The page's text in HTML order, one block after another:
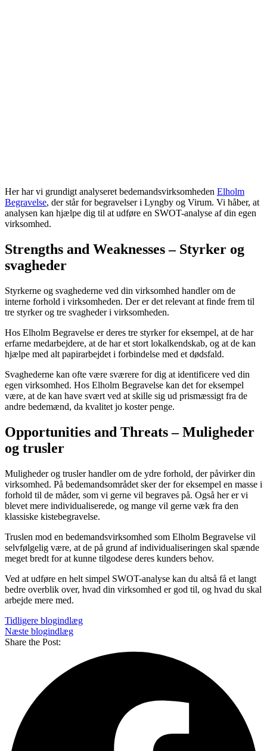
Her har vi grundigt analyseret bedemandsvirksomheden Elholm
Begravelse, der står for begravelser i Lyngby og Virum. Vi håber, at
analysen kan hjælpe dig til at udføre en SWOT-analyse af din egen
virksomhed.
Strengths and Weaknesses – Styrker og
svagheder
Styrkerne og svaghederne ved din virksomhed handler om de
interne forhold i virksomheden. Der er det relevant at finde frem til
tre styrker og tre svagheder i virksomheden.
Hos Elholm Begravelse er deres tre styrker for eksempel, at de har
erfarne medarbejdere, at de har et stort lokalkendskab, og at de kan
hjælpe med alt papirarbejdet i forbindelse med et dødsfald.
Svaghederne kan ofte være sværere for dig at identificere ved din
egen virksomhed. Hos Elholm Begravelse kan det for eksempel
være, at de kan have svært ved at skille sig ud prismæssigt fra de
andre bedemænd, da kvalitet jo koster penge.
Opportunities and Threats – Muligheder
og trusler
Muligheder og trusler handler om de ydre forhold, der påvirker din
virksomhed. På bedemandsområdet sker der for eksempel en masse i
forhold til de måder, som vi gerne vil begraves på. Også her er vi
blevet mere individualiserede, og mange vil gerne væk fra den
klassiske kistebegravelse.
Truslen mod en bedemandsvirksomhed som Elholm Begravelse vil
selvfølgelig være, at de på grund af individualiseringen skal spænde
meget bredt for at kunne tilgodese deres kunders behov.
Ved at udføre en helt simpel SWOT-analyse kan du altså få et langt
bedre overblik over, hvad din virksomhed er god til, og hvad du skal
arbejde mere med.
Tidligere blogindlæg
Næste blogindlæg
Share the Post: